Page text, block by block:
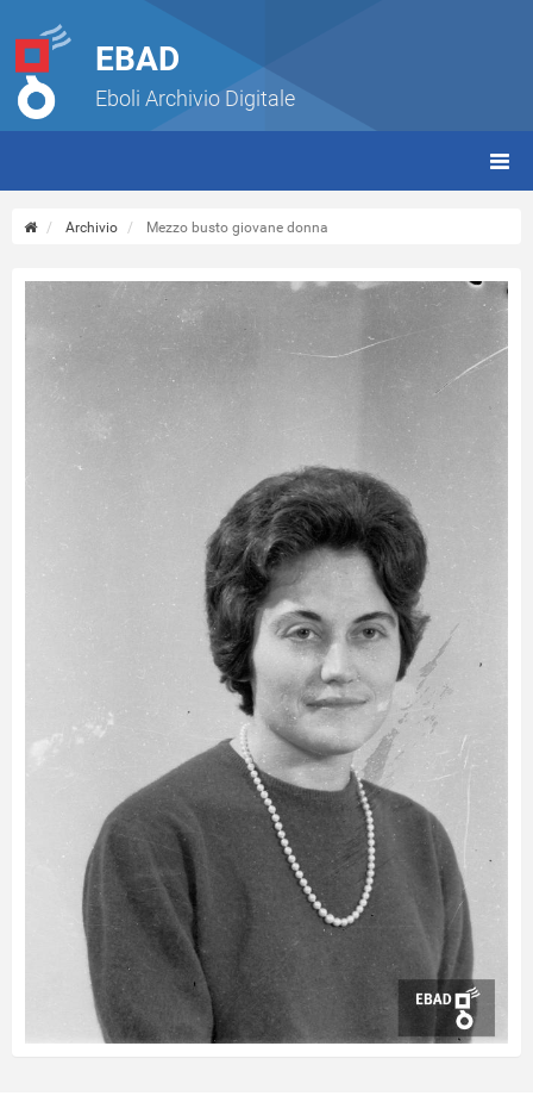
EBAD
Eboli Archivio Digitale
Archivio Mezzo busto giovane donna